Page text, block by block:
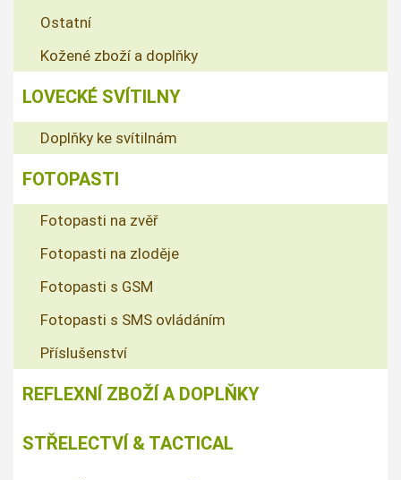
Ostatní
Kožené zboží a doplňky
LOVECKÉ SVÍTILNY
Doplňky ke svítilnám
FOTOPASTI
Fotopasti na zvěř
Fotopasti na zloděje
Fotopasti s GSM
Fotopasti s SMS ovládáním
Příslušenství
REFLEXNÍ ZBOŽÍ A DOPLŇKY
STŘELECTVÍ & TACTICAL